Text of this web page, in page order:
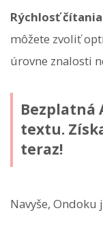
Rýchlosť
môžete zvoliť
úrovne znalosti
Bezplatná
textu.
teraz!
Navyše, Ondoku